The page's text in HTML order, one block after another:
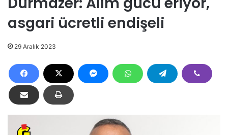
asgari ücretli endişeli
29 Aralık 2023